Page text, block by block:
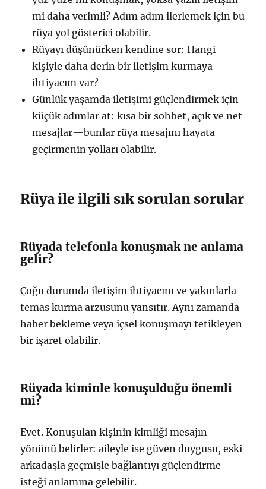
mi daha verimli? Adım adım ilerlemek için bu
rüya yol gösterici olabilir.
Rüyayı düşünürken kendine sor: Hangi
kişiyle daha derin bir iletişim kurmaya
ihtiyacım var?
Günlük yaşamda iletişimi güçlendirmek için
küçük adımlar at: kısa bir sohbet, açık ve net
mesajlar—bunlar rüya mesajını hayata
geçirmenin yolları olabilir.
Rüya ile ilgili sık sorulan sorular
Rüyada telefonla konuşmak ne anlama
gelir?
Çoğu durumda iletişim ihtiyacını ve yakınlarla
temas kurma arzusunu yansıtır. Aynı zamanda
haber bekleme veya içsel konuşmayı tetikleyen
bir işaret olabilir.
Rüyada kiminle konuşulduğu önemli
mi?
Evet. Konuşulan kişinin kimliği mesajın
yönünü belirler: aileyle ise güven duygusu, eski
arkadaşla geçmişle bağlantıyı güçlendirme
isteği anlamına gelebilir.